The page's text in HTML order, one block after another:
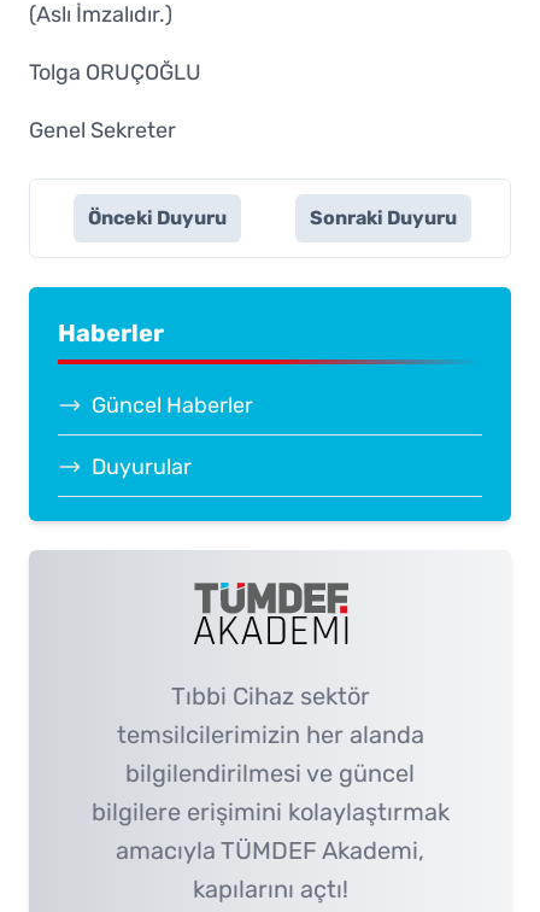
(Aslı İmzalıdır.)
Tolga ORUÇOĞLU
Genel Sekreter
Önceki Duyuru Sonraki Duyuru
Haberler
Güncel Haberler
Duyurular
Tıbbi Cihaz sektör
temsilcilerimizin her alanda
bilgilendirilmesi ve güncel
bilgilere erişimini kolaylaştırmak
amacıyla TÜMDEF Akademi,
kapılarını açtı!